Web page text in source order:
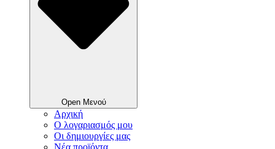
Open Μενού
Αρχική
Ο λογαριασμός μου
Οι δημιουργίες μας